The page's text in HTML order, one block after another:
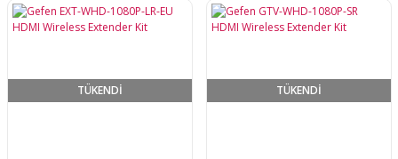
TÜKENDİ TÜKENDİ